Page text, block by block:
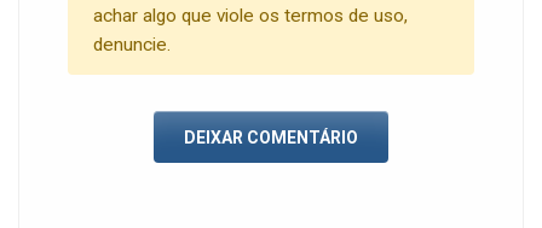
achar algo que viole os termos de uso,
denuncie.
DEIXAR COMENTÁRIO